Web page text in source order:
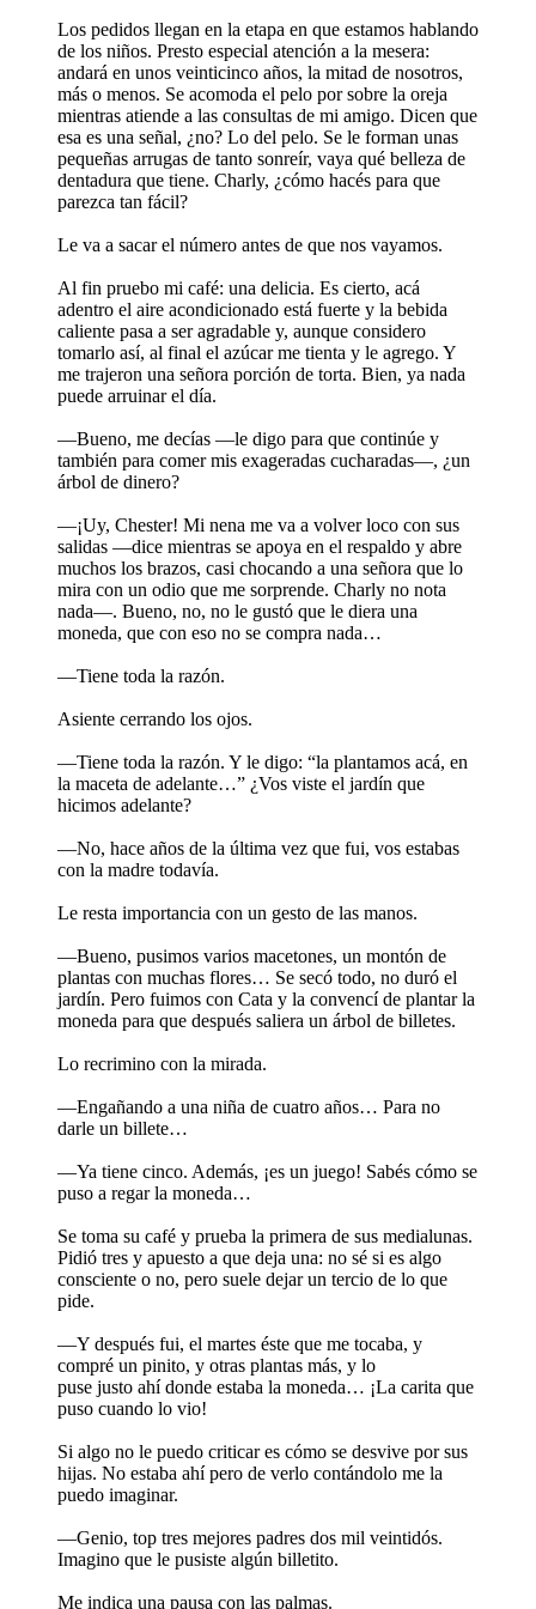
Los pedidos llegan en la etapa en que estamos hablando
de los niños. Presto especial atención a la mesera:
andará en unos veinticinco años, la mitad de nosotros,
más o menos. Se acomoda el pelo por sobre la oreja
mientras atiende a las consultas de mi amigo. Dicen que
esa es una señal, ¿no? Lo del pelo. Se le forman unas
pequeñas arrugas de tanto sonreír, vaya qué belleza de
dentadura que tiene. Charly, ¿cómo hacés para que
parezca tan fácil?
Le va a sacar el número antes de que nos vayamos.
Al fin pruebo mi café: una delicia. Es cierto, acá
adentro el aire acondicionado está fuerte y la bebida
caliente pasa a ser agradable y, aunque considero
tomarlo así, al final el azúcar me tienta y le agrego. Y
me trajeron una señora porción de torta. Bien, ya nada
puede arruinar el día.
—Bueno, me decías —le digo para que continúe y
también para comer mis exageradas cucharadas—, ¿un
árbol de dinero?
—¡Uy, Chester! Mi nena me va a volver loco con sus
salidas —dice mientras se apoya en el respaldo y abre
muchos los brazos, casi chocando a una señora que lo
mira con un odio que me sorprende. Charly no nota
nada—. Bueno, no, no le gustó que le diera una
moneda, que con eso no se compra nada…
—Tiene toda la razón.
Asiente cerrando los ojos.
—Tiene toda la razón. Y le digo: “la plantamos acá, en
la maceta de adelante…” ¿Vos viste el jardín que
hicimos adelante?
—No, hace años de la última vez que fui, vos estabas
con la madre todavía.
Le resta importancia con un gesto de las manos.
—Bueno, pusimos varios macetones, un montón de
plantas con muchas flores… Se secó todo, no duró el
jardín. Pero fuimos con Cata y la convencí de plantar la
moneda para que después saliera un árbol de billetes.
Lo recrimino con la mirada.
—Engañando a una niña de cuatro años… Para no
darle un billete…
—Ya tiene cinco. Además, ¡es un juego! Sabés cómo se
puso a regar la moneda…
Se toma su café y prueba la primera de sus medialunas.
Pidió tres y apuesto a que deja una: no sé si es algo
consciente o no, pero suele dejar un tercio de lo que
pide.
—Y después fui, el martes éste que me tocaba, y
compré un pinito, y otras plantas más, y lo
puse justo ahí donde estaba la moneda… ¡La carita que
puso cuando lo vio!
Si algo no le puedo criticar es cómo se desvive por sus
hijas. No estaba ahí pero de verlo contándolo me la
puedo imaginar.
—Genio, top tres mejores padres dos mil veintidós.
Imagino que le pusiste algún billetito.
Me indica una pausa con las palmas.